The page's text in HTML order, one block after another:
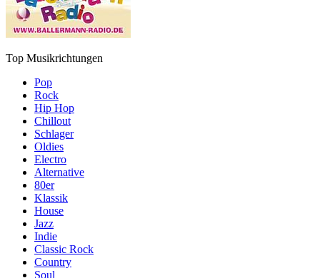
Top Musikrichtungen
Pop
Rock
Hip Hop
Chillout
Schlager
Oldies
Electro
Alternative
80er
Klassik
House
Jazz
Indie
Classic Rock
Country
Soul